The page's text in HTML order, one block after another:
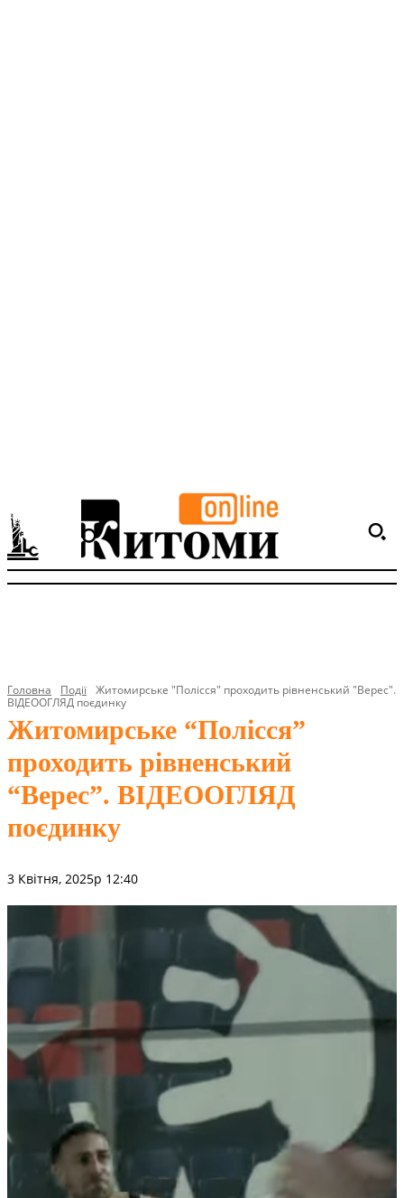
Головна Події Житомирське "Полісся" проходить рівненський "Верес".
ВІДЕООГЛЯД поєдинку
Житомирське “Полісся”
проходить рівненський
“Верес”. ВІДЕООГЛЯД
поєдинку
3 Квітня, 2025р 12:40